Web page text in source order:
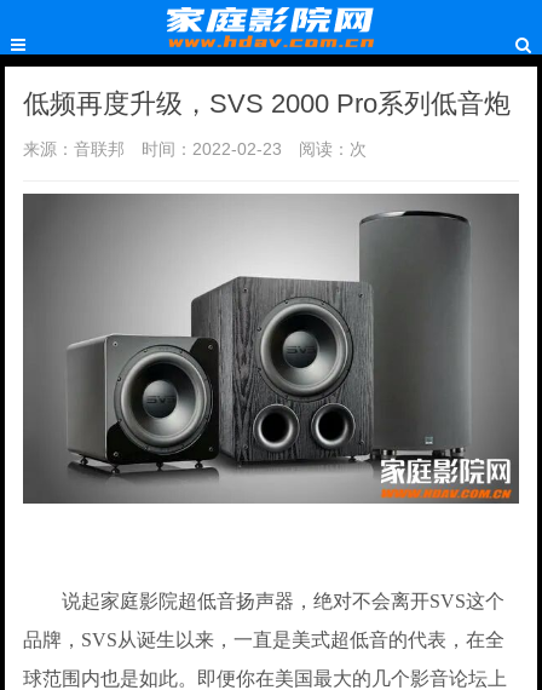
低频再度升级，SVS 2000 Pro系列低音炮
来源：音联邦 时间：2022-02-23 阅读： 次
说起家庭影院超低音扬声器，绝对不会离开SVS这个
品牌，SVS从诞生以来，一直是美式超低音的代表，在全
球范围内也是如此。即便你在美国最大的几个影音论坛上